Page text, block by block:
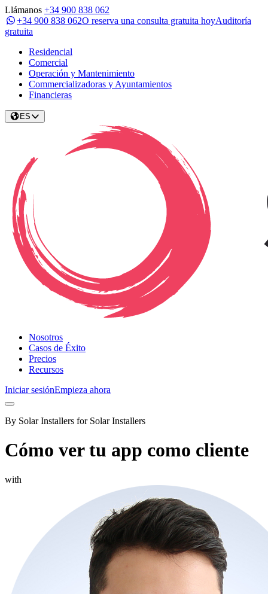
Llámanos +34 900 838 062
+34 900 838 062O reserva una consulta gratuita hoyAuditoría
gratuita
Residencial
Comercial
Operación y Mantenimiento
Commercializadoras y Ayuntamientos
Financieras
ES
Nosotros
Casos de Éxito
Precios
Recursos
Iniciar sesiónEmpieza ahora
By Solar Installers for Solar Installers
Cómo ver tu app como cliente
with